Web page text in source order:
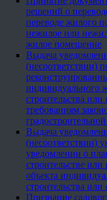
решений о
переводе жилого
нежилое или
жилое помещение
Выдача
(несоответствии)
индивидуального
строительства или
требованиям
Выдача
(несоответствии)
уведомлении о
строительстве или
объекта
строительства или
Признание